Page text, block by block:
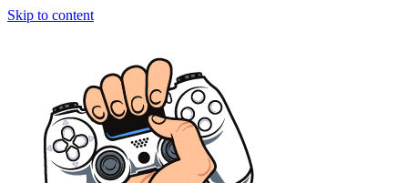
Skip to content